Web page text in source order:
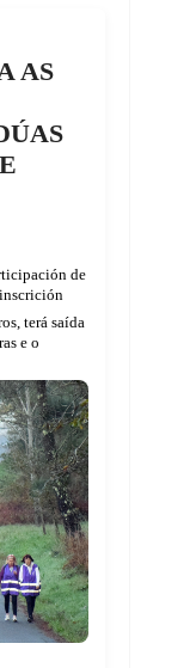
AS
de
terá saída
e o